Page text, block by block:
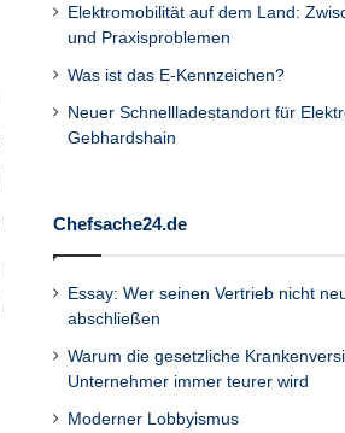
Elektromobilität auf dem Land:
und Praxisproblemen
Was ist das E-Kennzeichen?
Neuer Schnellladestandort für
Gebhardshain
Chefsache24.de
Essay: Wer seinen Vertrieb nicht
abschließen
Warum die gesetzliche
Unternehmer immer teurer wird
Moderner Lobbyismus